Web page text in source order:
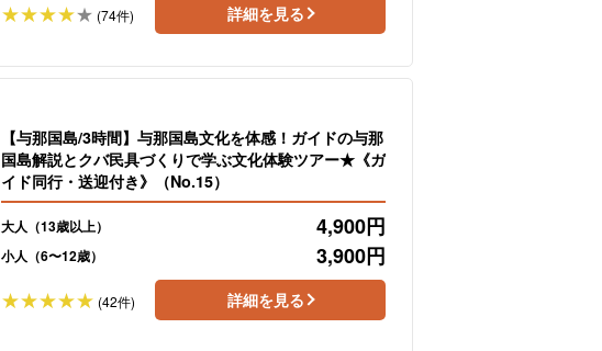
(74件) 詳細を見る
【与那国島/3時間】与那国島文化を体感！ガイドの与那
国島解説とクバ民具づくりで学ぶ文化体験ツアー★《ガ
イド同行・送迎付き》（No.15）
大人（13歳以上） 4,900円
小人（6〜12歳） 3,900円
(42件) 詳細を見る